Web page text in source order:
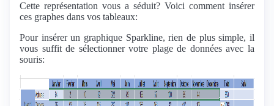
Cette représentation vous a séduit? Voici comment insérer
ces graphes dans vos tableaux:
Pour insérer un graphique Sparkline, rien de plus simple, il
vous suffit de sélectionner votre plage de données avec la
souris: